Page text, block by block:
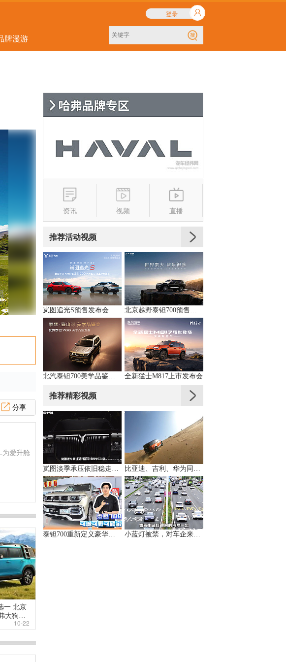
牌漫游
登录
分享
爱升舱
一 北京
大狗谁
10-22
资讯 视频 直播
推荐活动视频
岚图追光S预售发布会 北京越野泰钽700预售发布会直播
全新猛士M817上市发布会
推荐精彩视频
泰钽700重新定义豪华硬派越野，家用越野两全其美 小蓝灯被禁，对车企来说是好是坏？